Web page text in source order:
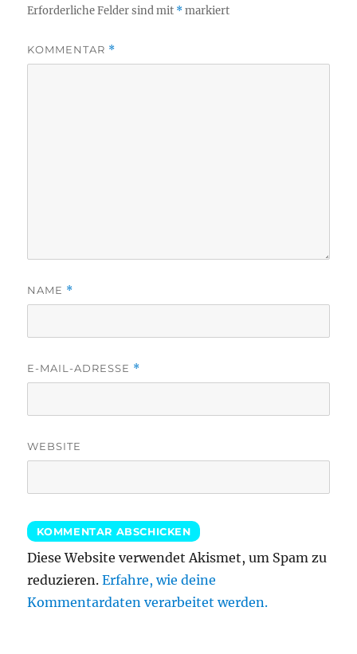
Erforderliche Felder sind mit *markiert
KOMMENTAR *
NAME *
E-MAIL-ADRESSE *
WEBSITE
Diese Website verwendet Akismet, um Spam zu
reduzieren.Erfahre, wie deine
Kommentardaten verarbeitet werden.